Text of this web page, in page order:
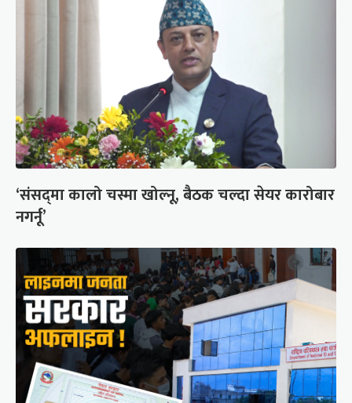
‘संसद्‍मा कालो चस्मा खोल्नू, बैठक चल्दा सेयर कारोबार
नगर्नू’